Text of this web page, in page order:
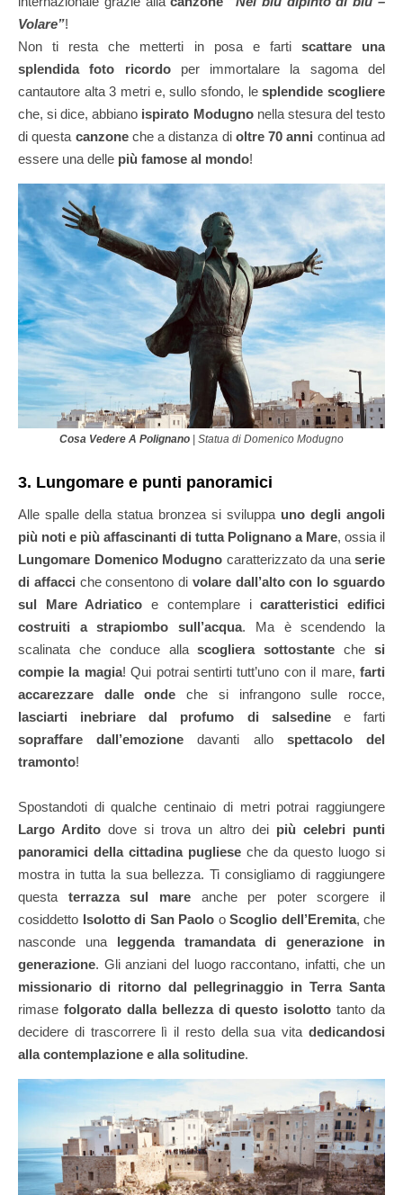
Volare”!
Non ti resta che metterti in posa e farti scattare una
splendida foto ricordoper immortalare la sagoma del
cantautore alta 3 metri e, sullo sfondo, lesplendide scogliere
che, si dice, abbiano ispirato Modugnonella stesura del testo
di questa canzone che a distanza di oltre 70 anni continua ad
essere una delle più famose al mondo!
Cosa Vedere A Polignano | Statua di Domenico Modugno
3. Lungomare e punti panoramici
Alle spalle della statua bronzea si sviluppa uno degli angoli
più noti e più affascinanti di tutta Polignano a Mare, ossia il
Lungomare Domenico Modugno caratterizzato da una serie
di affacci che consentono di volare dall’alto con lo sguardo
sul Mare Adriatico e contemplare icaratteristici edifici
costruiti a strapiombo sull’acqua. Ma è scendendo la
scalinata che conduce allascogliera sottostante chesi
compie la magia! Qui potrai sentirti tutt’uno con il mare,farti
accarezzare dalle onde che si infrangono sulle rocce,
lasciarti inebriare dal profumo di salsedinee farti
sopraffare dall’emozione davanti allo spettacolo del
tramonto!
Spostandoti di qualche centinaio di metri potrai raggiungere
Largo Ardito dove si trova un altro dei più celebri punti
panoramici della cittadina pugliese che da questo luogo si
mostra in tutta la sua bellezza. Ti consigliamo di raggiungere
questa terrazza sul mareanche per poter scorgere il
cosiddetto Isolotto di San Paolo o Scoglio dell’Eremita, che
nasconde una leggenda tramandata di generazione in
generazione. Gli anziani del luogo raccontano, infatti, che un
missionario di ritorno dal pellegrinaggio in Terra Santa
rimase folgorato dalla bellezza di questo isolotto tanto da
decidere di trascorrere lì il resto della sua vita dedicandosi
alla contemplazione e alla solitudine.